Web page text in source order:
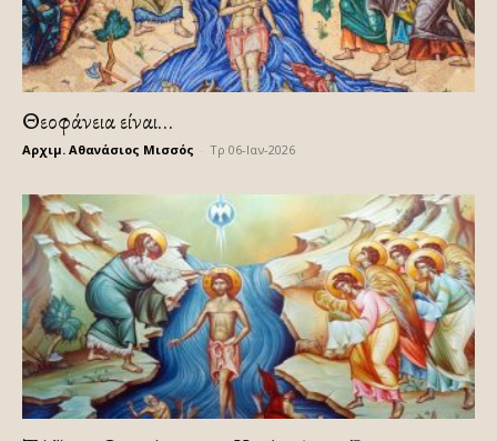
Θεοφάνεια είναι…
Αρχιμ. Αθανάσιος Μισσός Τρ 06-Ιαν-2026